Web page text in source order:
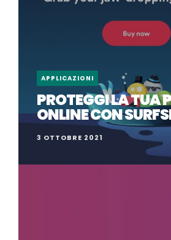
APPLICAZIONI
PROTEGGI LA TUA
ONLINE CON
3 OTTOBRE 2021